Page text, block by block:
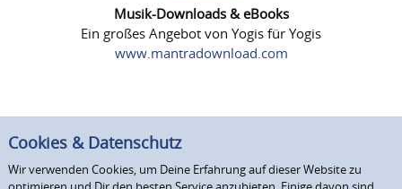
Musik-Downloads & eBooks
Ein großes Angebot von Yogis für Yogis
www.mantradownload.com
Cookies & Datenschutz
Wir verwenden Cookies, um Deine Erfahrung auf dieser Website zu